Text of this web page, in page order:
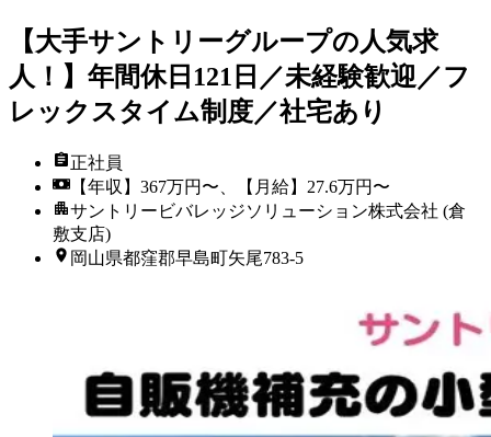
【大手サントリーグループの人気求
人！】年間休日121日／未経験歓迎／フ
レックスタイム制度／社宅あり
正社員
【年収】367万円〜、【月給】27.6万円〜
サントリービバレッジソリューション株式会社 (倉
敷支店)
岡山県都窪郡早島町矢尾783-5